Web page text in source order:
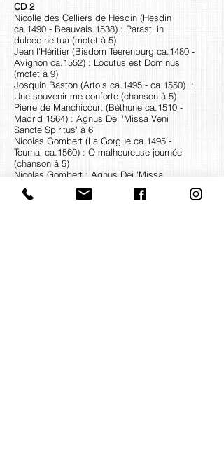
CD 2
Nicolle des Celliers de Hesdin (Hesdin
ca.1490 - Beauvais 1538) : Parasti in
dulcedine tua (motet à 5)
Jean l'Héritier (Bisdom Teerenburg ca.1480 -
Avignon ca.1552) : Locutus est Dominus
(motet à 9)
Josquin Baston (Artois ca.1495 - ca.1550) :
Une souvenir me conforte (chanson à 5)
Pierre de Manchicourt (Béthune ca.1510 -
Madrid 1564) : Agnus Dei 'Missa Veni
Sancte Spiritus' à 6
Nicolas Gombert (La Gorgue ca.1495 -
Tournai ca.1560) : O malheureuse journée
(chanson à 5)
Nicolas Gombert : Agnus Dei 'Missa
Tempore paschali' à 6 & 12